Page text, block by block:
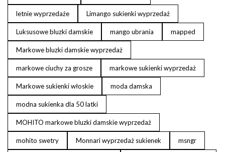
letnie wyprzedaże Limango sukienki wyprzedaż
Luksusowe bluzki damskie mango ubrania mapped
Markowe bluzki damskie wyprzedaż
markowe ciuchy za grosze markowe sukienki wyprzedaż
Markowe sukienki włoskie moda damska
modna sukienka dla 50 latki
MOHITO markowe bluzki damskie wyprzedaż
mohito swetry Monnari wyprzedaż sukienek msngr